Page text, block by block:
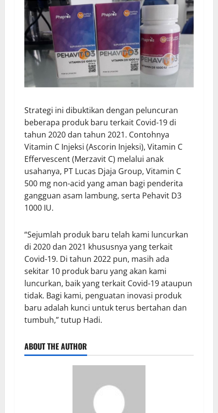
Strategi ini dibuktikan dengan peluncuran
beberapa produk baru terkait Covid-19 di
tahun 2020 dan tahun 2021. Contohnya
Vitamin C Injeksi (Ascorin Injeksi), Vitamin C
Effervescent (Merzavit C) melalui anak
usahanya, PT Lucas Djaja Group, Vitamin C
500 mg non-acid yang aman bagi penderita
gangguan asam lambung, serta Pehavit D3
1000 IU.
“Sejumlah produk baru telah kami luncurkan
di 2020 dan 2021 khususnya yang terkait
Covid-19. Di tahun 2022 pun, masih ada
sekitar 10 produk baru yang akan kami
luncurkan, baik yang terkait Covid-19 ataupun
tidak. Bagi kami, penguatan inovasi produk
baru adalah kunci untuk terus bertahan dan
tumbuh,” tutup Hadi.
ABOUT THE AUTHOR